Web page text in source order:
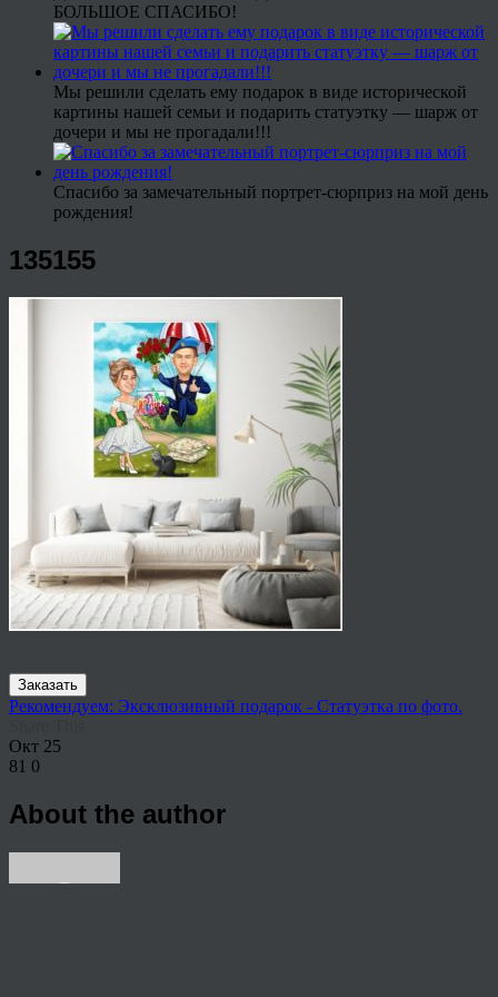
БОЛЬШОЕ СПАСИБО!
Мы решили сделать ему подарок в виде исторической
картины нашей семьи и подарить статуэтку — шарж от
дочери и мы не прогадали!!!
Спасибо за замечательный портрет-сюрприз на мой день
рождения!
135155
Заказать
Рекомендуем: Эксклюзивный подарок - Статуэтка по фото.
Окт 25
81 0
About the author